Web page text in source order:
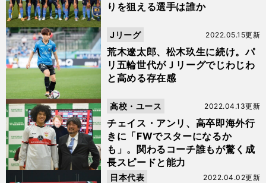
りを狙える選手は誰か
荒木遼太郎、松木玖生に続け。パ
リ五輪世代がＪリーグでじわじわ
と高める存在感
2022.05.15更新
Jリーグ
チェイス・アンリ、高卒即海外行
きに「FWでスターになるか
も」。関わるコーチ誰もが驚く成
長スピードと能力
2022.04.13更新
高校・ユース
2022.04.02更新
日本代表